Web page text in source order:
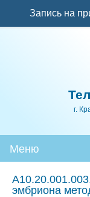
Запись на
г.
Меню
эмбриона